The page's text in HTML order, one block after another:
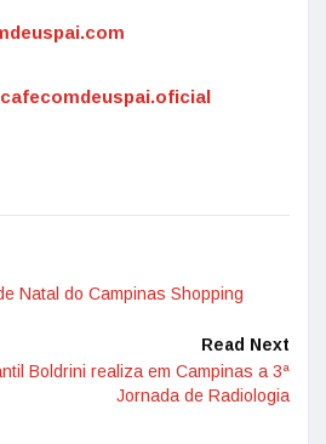
Natal do Campinas Shopping
Read Next
Boldrini realiza em Campinas a 3ª
Jornada de Radiologia